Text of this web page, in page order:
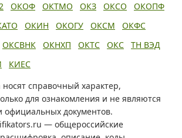
ОКОФ ОКТМО ОКЗ ОКСО
ОКОПФ
ОКИН ОКОГУ ОКСМ
ОКФС
ОКСВНК ОКНХП ОКТС ОКС
ТН ВЭД
КИЕС
справочный характер,
для ознакомления и не являются
документов.
— общероссийские